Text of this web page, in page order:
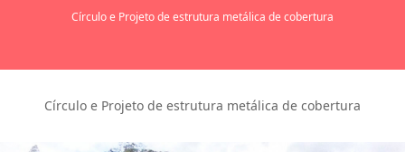
Círculo e Projeto de estrutura metálica de cobertura
Círculo e Projeto de estrutura metálica de cobertura